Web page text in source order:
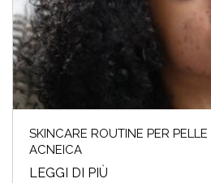
SKINCARE ROUTINE PER
ACNEICA
LEGGI DI PIÙ